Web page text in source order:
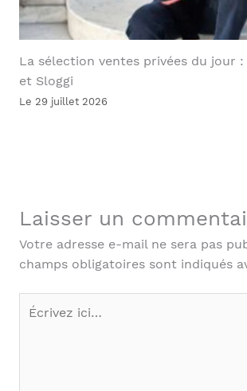
La sélection ventes privées du jour :
et Sloggi
Le 29 juillet 2026
Laisser un
Votre adresse e-mail ne sera pas
champs obligatoires sont indiqués
Écrivez
ici…